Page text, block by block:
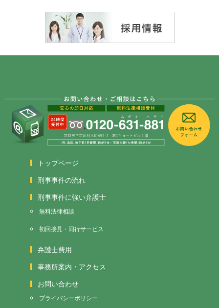
トップページ
刑事事件の流れ
刑事事件に強い弁護士
無料法律相談
初回接見・同行サービス
弁護士費用
事務所案内・アクセス
お問い合わせ
プライバシーポリシー